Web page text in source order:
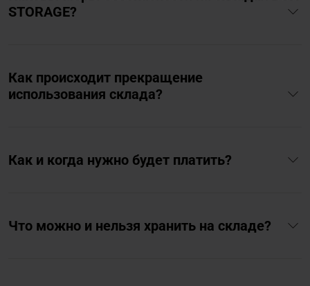
STORAGE?
Как происходит прекращение
использования склада?
Как и когда нужно будет платить?
Что можно и нельзя хранить на складе?